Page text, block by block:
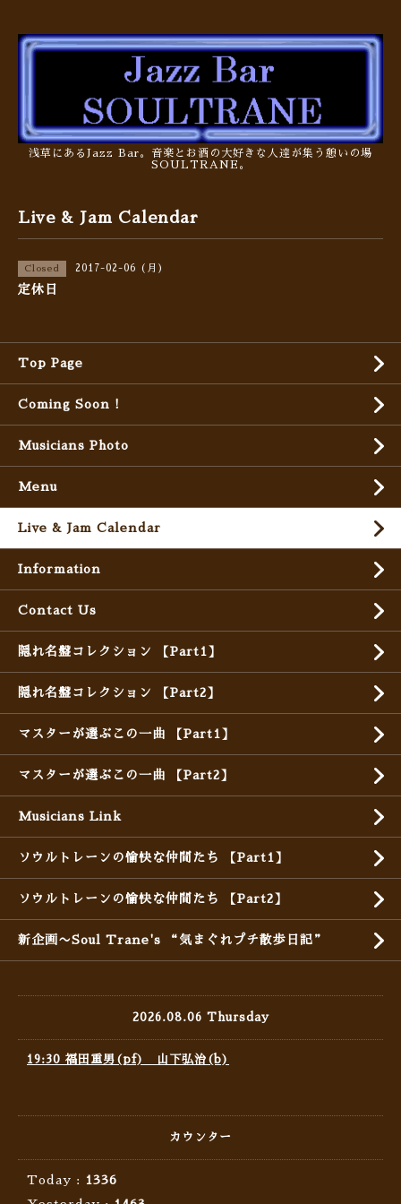
浅草にあるJazz Bar。音楽とお酒の大好きな人達が集う憩いの場
SOULTRANE。
Live & Jam Calendar
Closed 2017-02-06 (月)
定休日
Top Page
Coming Soon !
Musicians Photo
Menu
Live & Jam Calendar
Information
Contact Us
隠れ名盤コレクション 【Part1】
隠れ名盤コレクション 【Part2】
マスターが選ぶこの一曲 【Part1】
マスターが選ぶこの一曲 【Part2】
Musicians Link
ソウルトレーンの愉快な仲間たち 【Part1】
ソウルトレーンの愉快な仲間たち 【Part2】
新企画〜Soul Trane's “気まぐれプチ散歩日記”
2026.08.06 Thursday
19:30 福田重男(pf) 山下弘治(b)
カウンター
Today :
1336